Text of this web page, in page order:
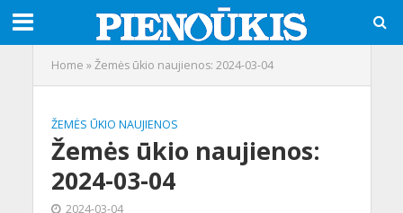
Home »Žemės ūkio naujienos: 2024-03-04
ŽEMĖS ŪKIO NAUJIENOS
Žemės ūkio naujienos:
2024-03-04
2024-03-04